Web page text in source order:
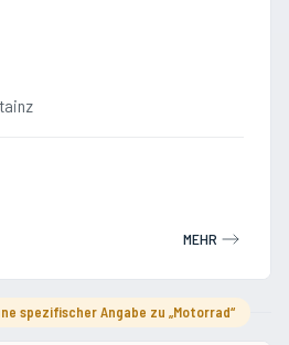
MEHR
spezifischer Angabe zu „Motorrad“